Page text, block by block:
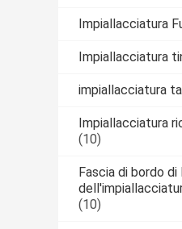
Impiallacciatura
Impiallacciatura
impiallacciatura
Impiallacciatura
(10)
Fascia di bordo di
(10)